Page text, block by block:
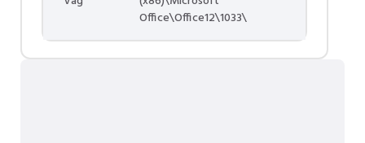
Office\Office12\1033\